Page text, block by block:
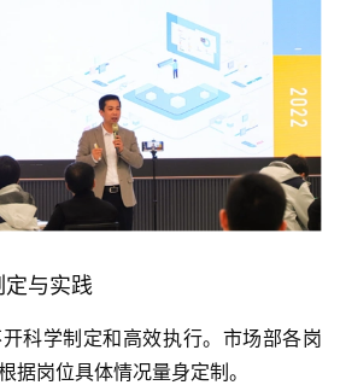
定与实践
科学制定和高效执行。市场部各岗
据岗位具体情况量身定制。